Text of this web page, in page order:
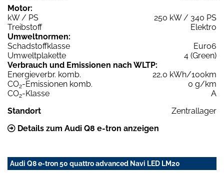
Motor:
kW / PS
250 kW / 340 PS
Treibstoff
Elektro
Umweltnormen:
Schadstoffklasse
Euro6
Umweltplakette
4 (Green)
Verbrauch und Emissionen nach WLTP:
Energieverbr. komb.
22,0 kWh/100km
CO2-Emissionen komb.
0 g/km
CO2-Klasse
A
Standort
Zentrallager
Details zum Audi Q8 e-tron anzeigen
Audi Q8 e-tron 50 quattro advanced Navi LED LM20